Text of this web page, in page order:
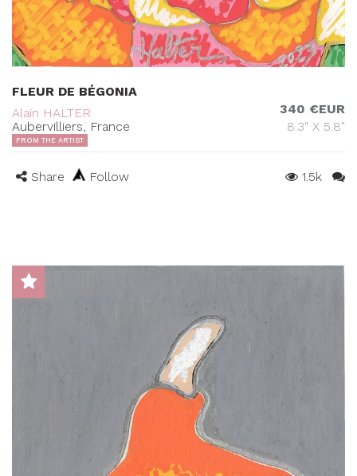
FLEUR DE BÉGONIA
Alain HALTER
Aubervilliers, France
340 €EUR
8.3" X 5.8"
FROM THE ARTIST
Share Follow 1.5k